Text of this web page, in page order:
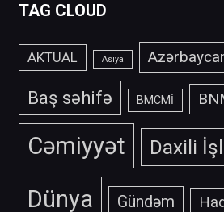
TAG CLOUD
AKTUAL Asiya
Baş səhifə BMCMİ
Cəmiyyət Daxili
Dünya Gündəm